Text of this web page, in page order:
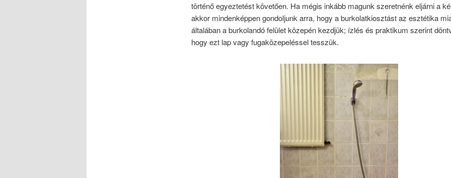
történő egyeztetést követően. Ha mégis inkább magunk szeretnénk eljárni a
akkor mindenképpen gondoljunk arra, hogy a burkolatkiosztást az esztétika
általában a burkolandó felület közepén kezdjük; ízlés és praktikum szerint
hogy ezt lap vagy fugaközepeléssel tesszük.